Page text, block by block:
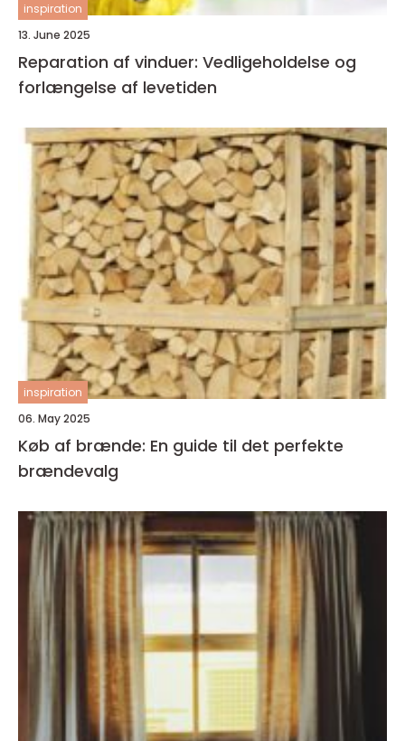
inspiration
13. June 2025
Reparation af vinduer: Vedligeholdelse og
forlængelse af levetiden
inspiration
06. May 2025
Køb af brænde: En guide til det perfekte
brændevalg